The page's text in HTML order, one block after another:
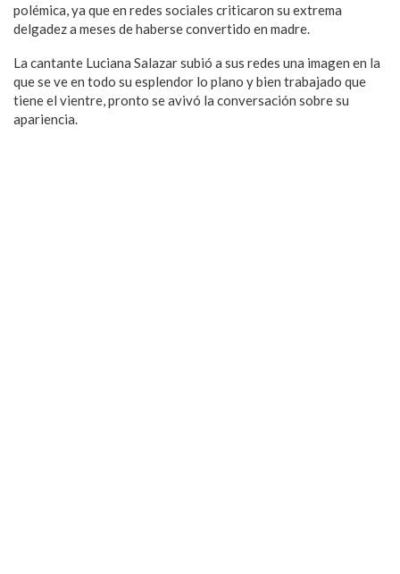
polémica, ya que en redes sociales criticaron su extrema
delgadez a meses de haberse convertido en madre.
La cantante Luciana Salazar subió a sus redes una imagen en la
que se ve en todo su esplendor lo plano y bien trabajado que
tiene el vientre, pronto se avivó la conversación sobre su
apariencia.